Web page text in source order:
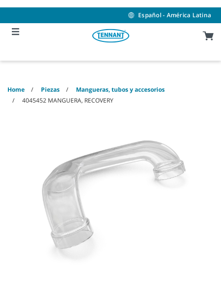
content
navigation
menu
Español - América Latina
Home Piezas
Mangueras, tubos y accesorios
4045452 MANGUERA, RECOVERY